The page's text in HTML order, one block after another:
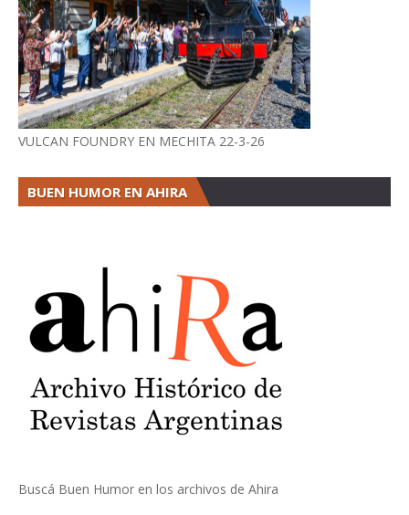
VULCAN FOUNDRY EN MECHITA 22-3-26
BUEN HUMOR EN AHIRA
Buscá Buen Humor en los archivos de Ahira